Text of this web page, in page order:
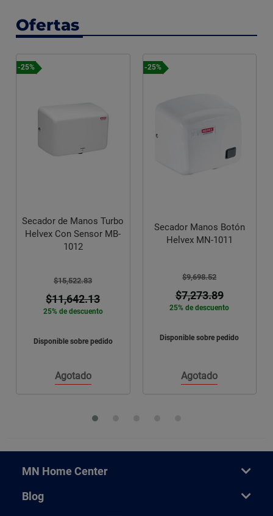
Ofertas
-25%
Secador de Manos Turbo
Helvex Con Sensor MB-
1012
$15,522.83
$11,642.13
25% de descuento
Disponible sobre pedido
Agotado
-25%
Secador Manos Botón
Helvex MN-1011
$9,698.52
$7,273.89
25% de descuento
Disponible sobre pedido
Agotado
MN Home Center
Blog